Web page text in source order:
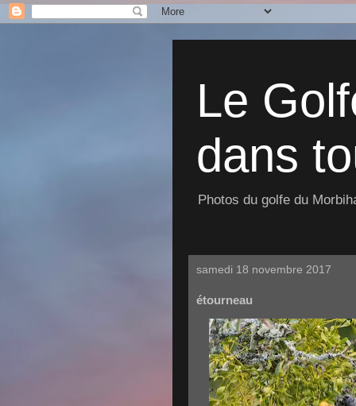
Le
dans
Photos du golfe du
samedi 18 novembre 2017
étourneau